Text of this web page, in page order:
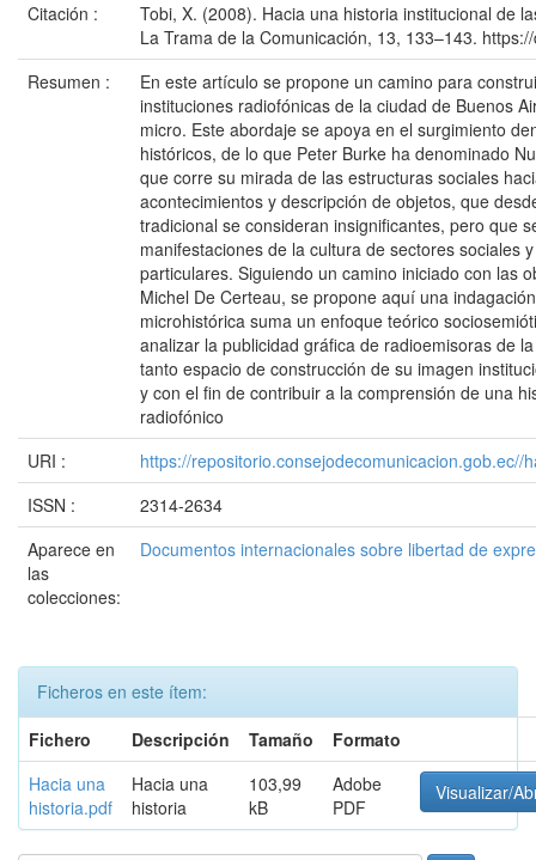
Citación :
Tobi, X. (2008). Hacia una historia institucional de
La Trama de la Comunicación, 13, 133–143.
Resumen :
En este artículo se propone un camino para
instituciones radiofónicas de la ciudad de Buenos
micro. Este abordaje se apoya en el surgimiento
históricos, de lo que Peter Burke ha denominado
que corre su mirada de las estructuras sociales
acontecimientos y descripción de objetos, que
tradicional se consideran insignificantes, pero que
manifestaciones de la cultura de sectores sociales
particulares. Siguiendo un camino iniciado con las
Michel De Certeau, se propone aquí una
microhistórica suma un enfoque teórico
analizar la publicidad gráfica de radioemisoras de
tanto espacio de construcción de su imagen
y con el fin de contribuir a la comprensión de una
radiofónico
URI :
https://repositorio.consejodecomunicacion.gob.ec//
ISSN :
2314-2634
Aparece en
las
colecciones:
Documentos internacionales sobre libertad de
Ficheros en este ítem:
Fichero
Descripción Tamaño
Formato
Hacia una
historia.pdf
Hacia una
historia
103,99
kB
Adobe
PDF
Visualizar/